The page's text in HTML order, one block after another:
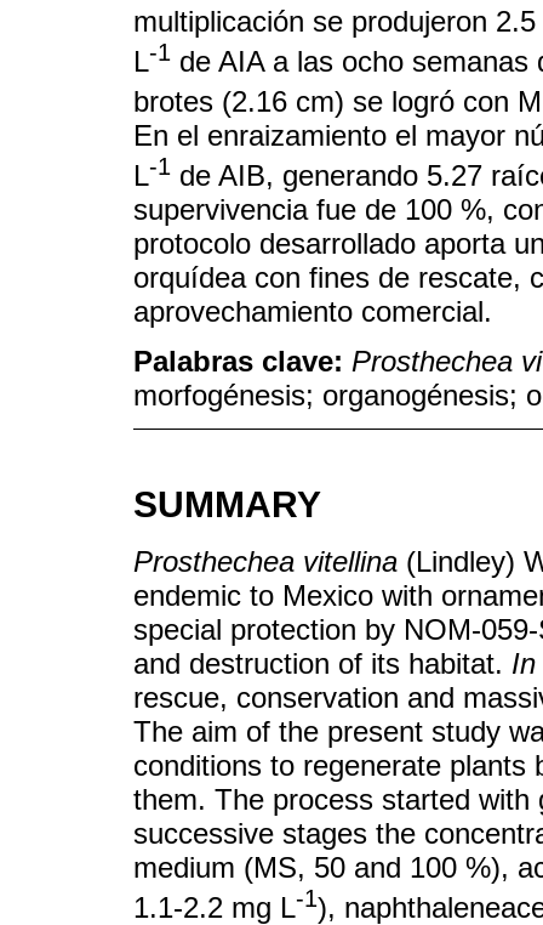
multiplicación se produjeron
L-1 de AIA a las ocho
brotes (2.16 cm) se logró con
En el enraizamiento el mayor
L-1 de AIB, generando 5.27
supervivencia fue de 100 %,
protocolo desarrollado aporta
orquídea con fines de rescate,
aprovechamiento comercial.
Palabras clave: Prosthechea
morfogénesis; organogénesis;
SUMMARY
Prosthechea vitellina (Lindley)
endemic to Mexico with
special protection by NOM-
and destruction of its habitat. In
rescue, conservation and
The aim of the present study
conditions to regenerate plants
them. The process started
successive stages the
medium (MS, 50 and 100 %),
1.1-2.2 mg L-1),